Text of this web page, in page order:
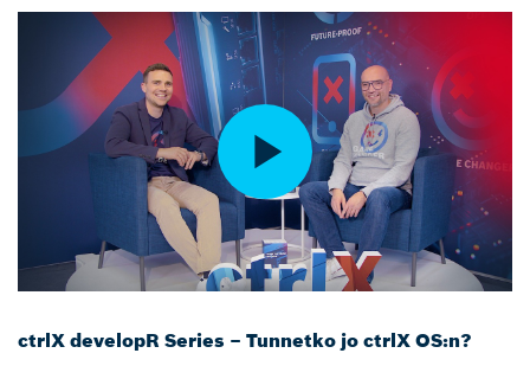
ctrlX developR Series – Tunnetko jo ctrlX OS:n?